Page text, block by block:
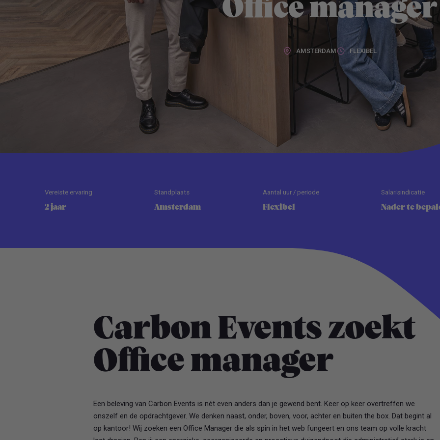
Office manager
AMSTERDAM FLEXIBEL
Vereiste ervaring
2 jaar
Standplaats
Amsterdam
Aantal uur / periode
Flexibel
Salarisindicatie
Nader te
Carbon Events zoekt
Office manager
Een beleving van Carbon Events is nét even anders dan je gewend bent. Keer op keer overtreffen we
onszelf en de opdrachtgever. We denken naast, onder, boven, voor, achter en buiten the box. Dat begint al
op kantoor! Wij zoeken een Office Manager die als spin in het web fungeert en ons team op volle kracht